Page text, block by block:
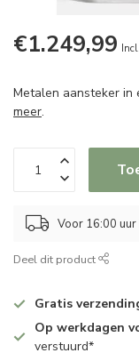
€1.249,99
Metalen aansteker in
meer.
Voor 16:00
Deel dit product
Gratis
Op werkdagen
verstuurd*